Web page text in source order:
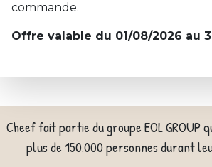
commande.
Offre valable du 01/08/2026 au
Cheef fait partie du groupe EOL GROUP
plus de 150.000 personnes durant